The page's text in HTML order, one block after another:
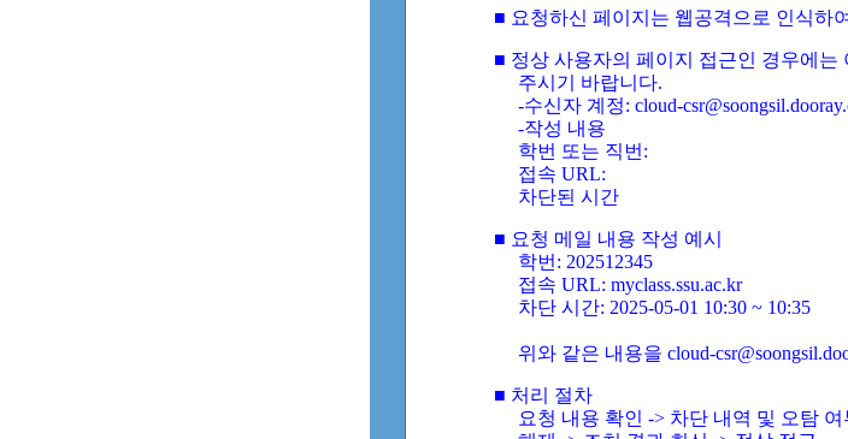
■ 요청하신 페이지는 웹공격으로 인식하
■ 정상 사용자의 페이지 접근인 경우에는
주시기 바랍니다.
-수신자 계정: cloud-
-작성 내용
학번 또는 직번:
접속 URL:
차단된 시간
■ 요청 메일 내용 작성 예시
학번: 202512345
접속 URL: myclass.ssu.ac.kr
차단 시간: 2025-05-01 10:30 ~ 10:35
위와 같은 내용을 cloud-
■ 처리 절차
요청 내용 확인 -> 차단 내역 및 오탐